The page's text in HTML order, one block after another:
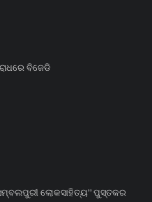
ବିଜେଡି
ଲୋକସାହିତ୍ୟ” ପୁସ୍ତକର